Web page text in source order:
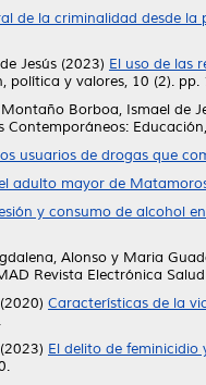
de la criminalidad desde la
Jesús (2023) El uso de las
política y valores, 10 (2). pp.
Montaño Borboa, Ismael de
Contemporáneos:
usuarios de drogas que
adulto mayor de
y consumo de alcohol
Alonso y Maria
Revista Electrónica
(2020) Características de la
(2023) El delito de feminicidio